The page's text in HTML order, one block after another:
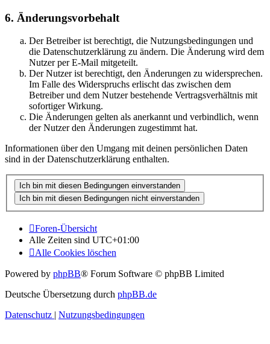
6. Änderungsvorbehalt
Der Betreiber ist berechtigt, die Nutzungsbedingungen und
die Datenschutzerklärung zu ändern. Die Änderung wird dem
Nutzer per E-Mail mitgeteilt.
Der Nutzer ist berechtigt, den Änderungen zu widersprechen.
Im Falle des Widerspruchs erlischt das zwischen dem
Betreiber und dem Nutzer bestehende Vertragsverhältnis mit
sofortiger Wirkung.
Die Änderungen gelten als anerkannt und verbindlich, wenn
der Nutzer den Änderungen zugestimmt hat.
Informationen über den Umgang mit deinen persönlichen Daten
sind in der Datenschutzerklärung enthalten.
Foren-Übersicht
Alle Zeiten sind UTC+01:00
Alle Cookies löschen
Powered by phpBB® Forum Software © phpBB Limited
Deutsche Übersetzung durch phpBB.de
Datenschutz | Nutzungsbedingungen